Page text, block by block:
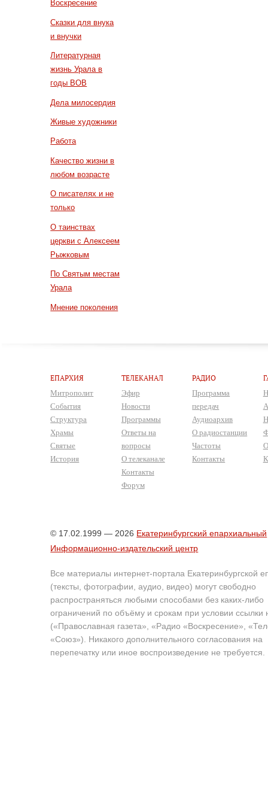
Воскресение
Сказки для внука
и внучки
Литературная
жизнь Урала в
годы ВОВ
Дела милосердия
Живые художники
Работа
Качество жизни в
любом возрасте
О писателях и не
только
О таинствах
церкви с Алексеем
Рыжковым
По Святым местам
Урала
Мнение поколения
ЕПАРХИЯ
Митрополит
События
Структура
Храмы
Святые
История
ТЕЛЕКАНАЛ
Эфир
Новости
Программы
Ответы на
вопросы
О телеканале
Контакты
Форум
РАДИО
Программа
передач
Аудиоархив
О радиостанции
Частоты
Контакты
© 17.02.1999 — 2026 Екатеринбургский епархиальный
Информационно-издательский центр
Все материалы интернет-портала Екатеринбургской
(тексты, фотографии, аудио, видео) могут свободно
распространяться любыми способами без каких-либо
ограничений по объёму и срокам при условии ссылки
(«Православная газета», «Радио «Воскресение»,
«Союз»). Никакого дополнительного согласования на
перепечатку или иное воспроизведение не требуется.